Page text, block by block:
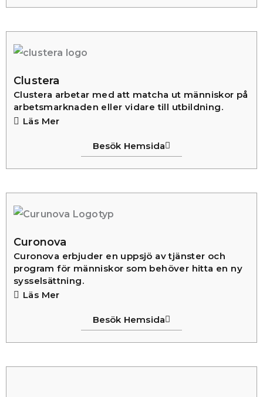
Clustera
Clustera arbetar med att matcha ut människor på
arbetsmarknaden eller vidare till utbildning.
Besök Hemsida
Läs Mer
Curonova
Curonova erbjuder en uppsjö av tjänster och
program för människor som behöver hitta en ny
sysselsättning.
Läs Mer
Besök Hemsida